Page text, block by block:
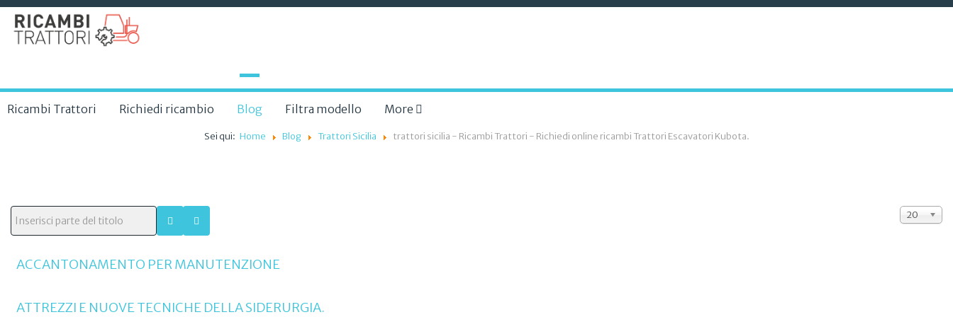
Ricambi Trattori Richiedi ricambio Blog Filtra modello More
Sei qui: Home Blog Trattori Sicilia trattori sicilia - Ricambi Trattori - Richiedi online ricambi Trattori Escavatori Kubota.
20
ACCANTONAMENTO PER MANUTENZIONE
ATTREZZI E NUOVE TECNICHE DELLA SIDERURGIA.